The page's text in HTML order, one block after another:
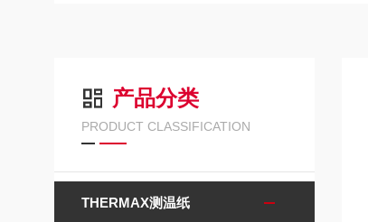
产品分类
PRODUCT CLASSIFICATION
THERMAX测温纸